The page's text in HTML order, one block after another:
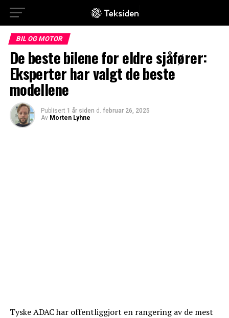
BIL OG MOTOR
De beste bilene for eldre sjåfører:
Eksperter har valgt de beste
modellene
Publisert 1 år siden d. februar 26, 2025
Av Morten Lyhne
Tyske ADAC har offentliggjort en rangering av de mest